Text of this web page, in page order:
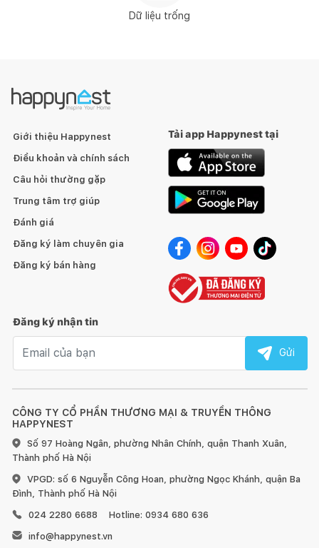
Dữ liệu trống
CÔNG TY CỔ PHẦN THƯƠNG MẠI & TRUYỀN THÔNG
HAPPYNEST
Số 97 Hoàng Ngân, phường Nhân Chính, quận Thanh Xuân,
Thành phố Hà Nội
VPGD: số 6 Nguyễn Công Hoan, phường Ngọc Khánh, quận Ba
Đình, Thành phố Hà Nội
024 2280 6688
Hotline: 0934 680 636
info@happynest.vn
Giới thiệu Happynest
Điều khoản và chính sách
Câu hỏi thường gặp
Trung tâm trợ giúp
Đánh giá
Đăng ký làm chuyên gia
Đăng ký bán hàng
Tải app Happynest tại
Đăng ký nhận tin
Gửi